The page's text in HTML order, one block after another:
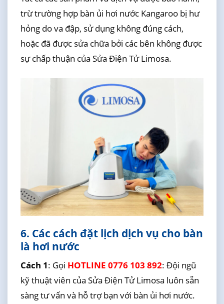
trừ trường hợp bàn ủi hơi nước Kangaroo bị hư
hỏng do va đập, sử dụng không đúng cách,
hoặc đã được sửa chữa bởi các bên không được
sự chấp thuận của Sửa Điện Tử Limosa.
6. Các cách đặt lịch dịch vụ cho bàn
là hơi nước
Cách 1: Gọi HOTLINE 0776 103 892: Đội ngũ
kỹ thuật viên của Sửa Điện Tử Limosa luôn sẵn
sàng tư vấn và hỗ trợ bạn với bàn ủi hơi nước.